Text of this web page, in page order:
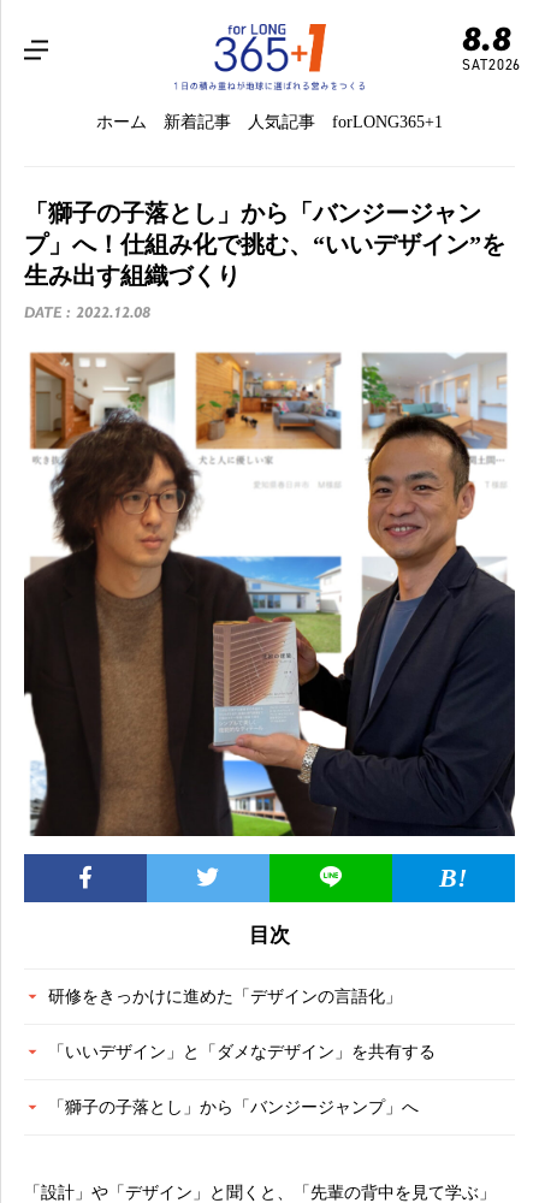
8.8
SAT2026
ホーム 新着記事 人気記事 forLONG365+1
「獅子の子落とし」から「バンジージャン
プ」へ！仕組み化で挑む、“いいデザイン”を
生み出す組織づくり
DATE : 2022.12.08
目次
研修をきっかけに進めた「デザインの言語化」
「いいデザイン」と「ダメなデザイン」を共有する
「獅子の子落とし」から「バンジージャンプ」へ
「設計」や「デザイン」と聞くと、「先輩の背中を見て学ぶ」